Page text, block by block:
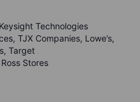
Technologies
TJX Companies, Lowe’s,
Target
Stores